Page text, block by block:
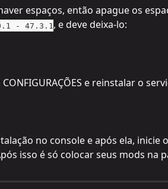
espaços, então apague os
- 47.3.1 , e deve deixa-lo:
e reinstalar o
no console e após ela, inicie
isso é só colocar seus mods na